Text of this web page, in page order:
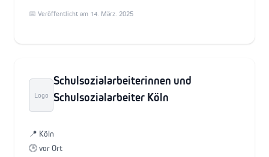
📅 Veröffentlicht am 14. März. 2025
Logo
Schulsozialarbeiterinnen und
Schulsozialarbeiter Köln
📍 Köln
🕒 vor Ort